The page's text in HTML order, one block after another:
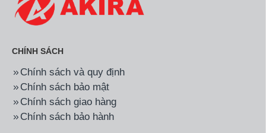
CHÍNH SÁCH
Chính sách và quy định
Chính sách bảo mật
Chính sách giao hàng
Chính sách bảo hành